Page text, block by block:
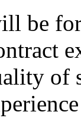
be
of